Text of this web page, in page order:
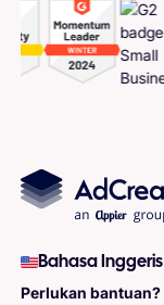
Bahasa Inggeris
Perlukan bantuan?